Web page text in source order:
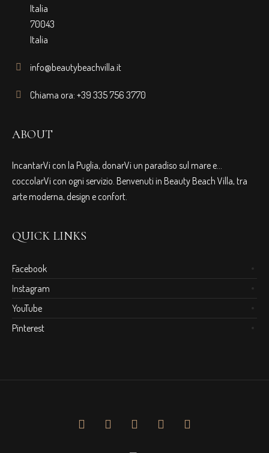
Italia
70043
Italia
info@beautybeachvilla.it
Chiama ora: +39 335 756 3770
ABOUT
IncantarVi con la Puglia, donarVi un paradiso sul mare e…
coccolarVi con ogni servizio. Benvenuti in Beauty Beach Villa, tra
arte moderna, design e confort.
QUICK LINKS
Facebook
Instagram
YouTube
Pinterest